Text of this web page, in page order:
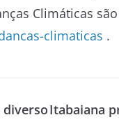
Climáticas
climaticas .
Itabaiana